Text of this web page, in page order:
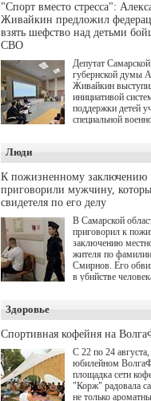
"Спорт вместо стресса":
Живайкин предложил
взять шефство над детьми
СВО
Депутат Самарской
губернской думы
Живайкин
инициативой
поддержки детей
специальной
"Помощь фронту и
участников СВО",
прошла в
августа.
Люди
К пожизненному заключению
приговорили мужчину,
свидетеля по его делу
В Самарской
приговорил к
заключению
жителя по фамилии
Смирнов. Его
в убийстве
Здоровье
Спортивная кофейня на
С 22 по 24 августа,
юбилейном
площадка сети
"Корж" радовала
не только